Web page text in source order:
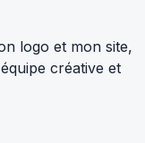
logo et mon site,
créative et